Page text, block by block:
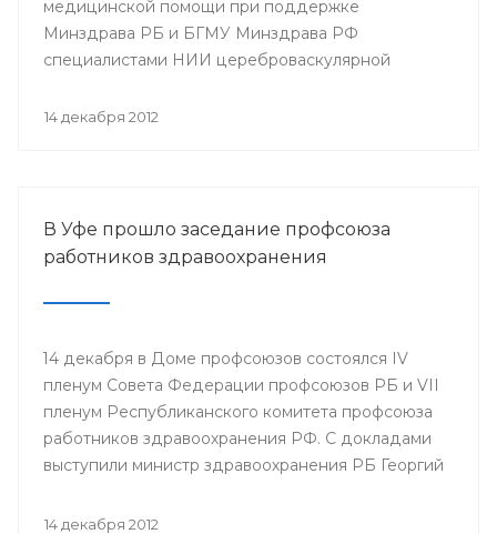
медицинской помощи при поддержке
Минздрава РБ и БГМУ Минздрава РФ
специалистами НИИ цереброваскулярной
(г.Москва) будет проведен мастер-класс.
14 декабря 2012
В Уфе прошло заседание профсоюза
работников здравоохранения
14 декабря в Доме профсоюзов состоялся IV
пленум Совета Федерации профсоюзов РБ и VII
пленум Республиканского комитета профсоюза
работников здравоохранения РФ. С докладами
выступили министр здравоохранения РБ Георгий
организации Башкортостана профсоюза
14 декабря 2012